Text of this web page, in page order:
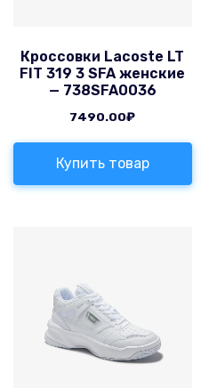
Кроссовки Lacoste LT
FIT 319 3 SFA женские
— 738SFA0036
7490.00₽
Купить товар